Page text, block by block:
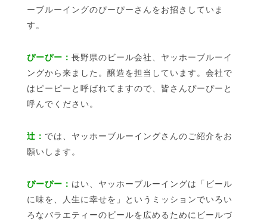
ーブルーイングのぴーぴーさんをお招きしていま
す。
ぴーぴー： 長野県のビール会社、ヤッホーブルーイ
ングから来ました。醸造を担当しています。会社で
はピーピーと呼ばれてますので、皆さんぴーぴーと
呼んでください。
辻： では、ヤッホーブルーイングさんのご紹介をお
願いします。
ぴーぴー： はい、ヤッホーブルーイングは「ビール
に味を、人生に幸せを」というミッションでいろい
ろなバラエティーのビールを広めるためにビールづ